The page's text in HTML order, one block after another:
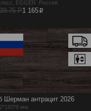
EGGER Россия
Р1 165p
Шерман антрацит 2026
мм